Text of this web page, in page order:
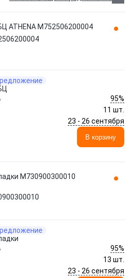
ATHENA M752506200004
95%
11 шт.
23 - 26 сентября
В корзину
M730900300010
95%
13 шт.
23 - 26 сентября